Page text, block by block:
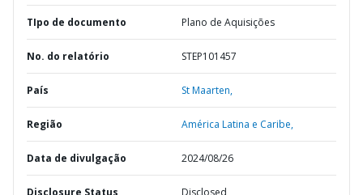
TIpo de documento Plano de Aquisições
No. do relatório STEP101457
País St Maarten,
Região América Latina e Caribe,
Data de divulgação 2024/08/26
Disclosure Status Disclosed